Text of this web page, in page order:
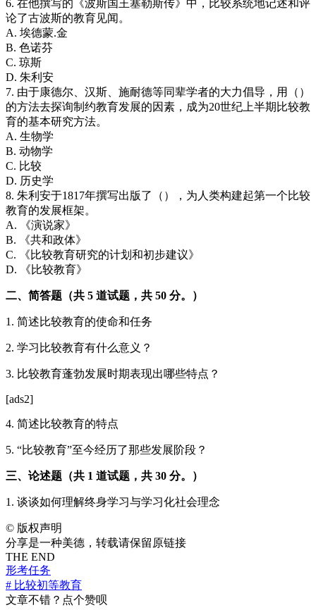
6. 在他撰写的《波斯国王塞勒斯传》中，比较系统地记述和评
论了古波斯的教育见闻。
A. 埃德蒙.金
B. 色诺芬
C. 琼斯
D. 朱利安
7. 由于康德尔、汉斯、施耐德等同辈学者的大力倡导，用（）
的方法去探询制约教育发展的因素，成为20世纪上半期比较教
育的基本研究方法。
A. 生物学
B. 动物学
C. 比较
D. 历史学
8. 朱利安于1817年撰写出版了（），为人类构建起第一个比较
教育的发展框架。
A. 《演说家》
B. 《共和政体》
C. 《比较教育研究的计划和初步建议》
D. 《比较教育》
二、简答题（共 5 道试题，共 50 分。）
1. 简述比较教育的使命和任务
2. 学习比较教育有什么意义？
3. 比较教育蓬勃发展时期表现出哪些特点？
[ads2]
4. 简述比较教育的特点
5. “比较教育”至今经历了那些发展阶段？
三、论述题（共 1 道试题，共 30 分。）
1. 谈谈如何理解终身学习与学习化社会理念
© 版权声明
分享是一种美德，转载请保留原链接
THE END
形考任务
# 比较初等教育
文章不错？点个赞呗